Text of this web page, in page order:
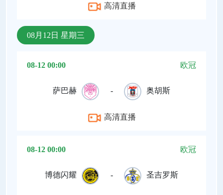
高清直播
08月12日 星期三
08-12 00:00 欧冠
萨巴赫 - 奥胡斯
高清直播
08-12 00:00 欧冠
博德闪耀 - 圣吉罗斯